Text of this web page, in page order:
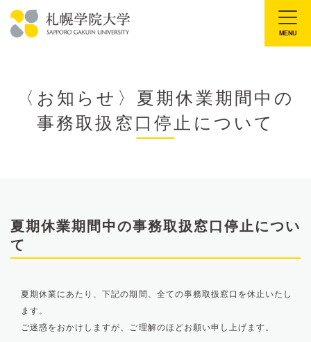
文
MENU
〈お知らせ〉夏期休業期間中の
事務取扱窓口停止について
夏期休業期間中の事務取扱窓口停止につい
て
夏期休業にあたり、下記の期間、全ての事務取扱窓口を休止いたし
ます。
ご迷惑をおかけしますが、ご理解のほどお願い申し上げます。